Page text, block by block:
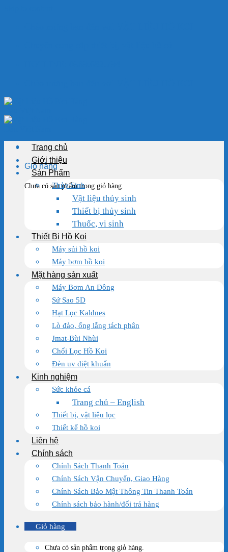
Giỏ hàng
Chưa có sản phẩm trong giỏ hàng.
Trang chủ
Giới thiệu
Sản Phẩm
Thủy Sinh
Vật liệu thủy sinh
Thiết bị thủy sinh
Thuốc, vi sinh
Thiết Bị Hồ Koi
Máy sủi hồ koi
Máy bơm hồ koi
Mặt hàng sản xuất
Máy Bơm An Đông
Sứ Sao 5D
Hạt Lọc Kaldnes
Lò đảo, ống lắng tách phân
Jmat-Bùi Nhùi
Chổi Lọc Hồ Koi
Đèn uv diệt khuẩn
Kinh nghiệm
Sức khỏe cá
Trang chủ – English
Thiết bị, vật liệu lọc
Thiết kế hồ koi
Liên hệ
Chính sách
Chính Sách Thanh Toán
Chính Sách Vận Chuyển, Giao Hàng
Chính Sách Bảo Mật Thông Tin Thanh Toán
Chính sách bảo hành/đổi trả hàng
Giỏ hàng
Chưa có sản phẩm trong giỏ hàng.